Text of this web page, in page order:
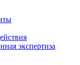
экспертиза